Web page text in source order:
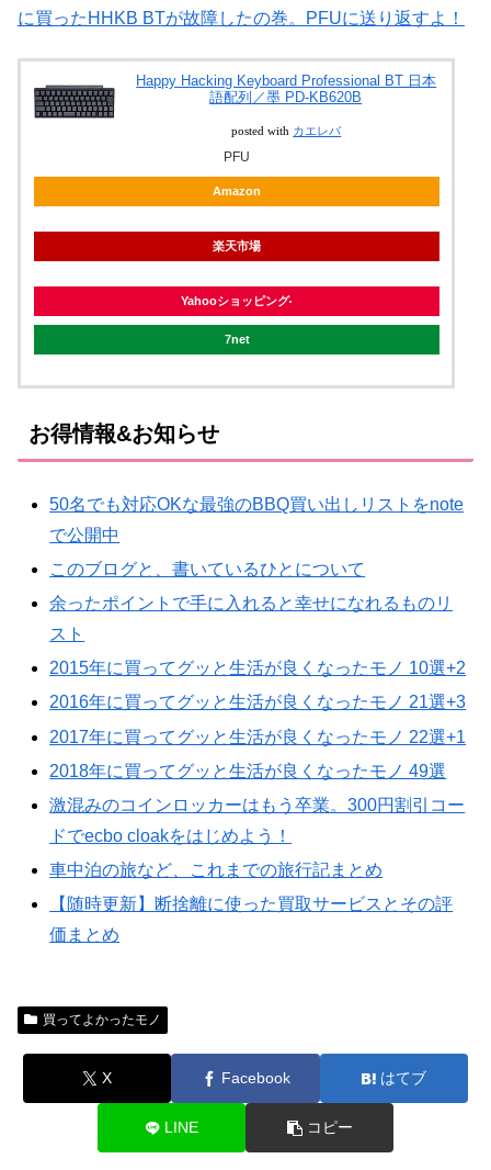
に買ったHHKB BTが故障したの巻。PFUに送り返すよ！
Happy Hacking Keyboard Professional BT 日本
語配列／墨 PD-KB620B
posted with カエレバ
PFU
Amazon
楽天市場
Yahooショッピング
7net
お得情報&お知らせ
50名でも対応OKな最強のBBQ買い出しリストをnote
で公開中
このブログと、書いているひとについて
余ったポイントで手に入れると幸せになれるものリ
スト
2015年に買ってグッと生活が良くなったモノ 10選+2
2016年に買ってグッと生活が良くなったモノ 21選+3
2017年に買ってグッと生活が良くなったモノ 22選+1
2018年に買ってグッと生活が良くなったモノ 49選
激混みのコインロッカーはもう卒業。300円割引コー
ドでecbo cloakをはじめよう！
車中泊の旅など、これまでの旅行記まとめ
【随時更新】断捨離に使った買取サービスとその評
価まとめ
買ってよかったモノ
X Facebook はてブ
LINE コピー